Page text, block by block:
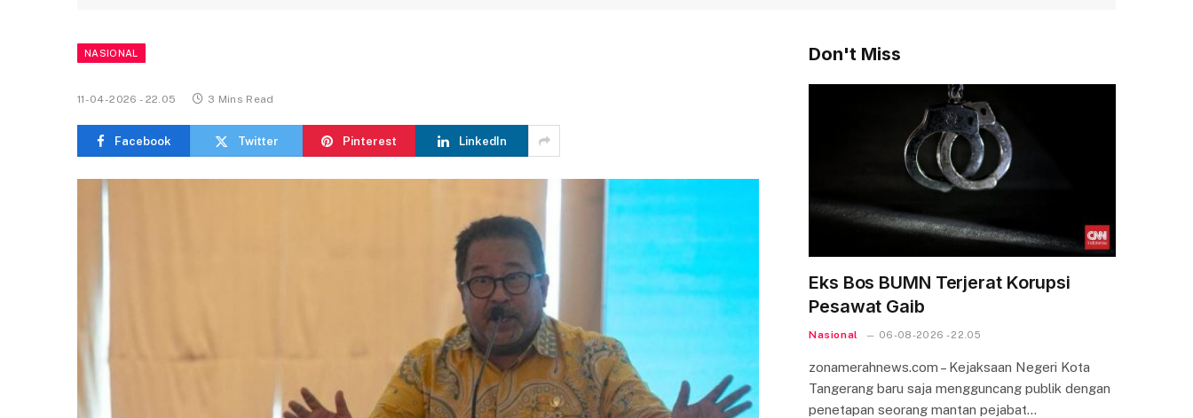
NASIONAL
11-04-2026 - 22.05 3 Mins Read
Facebook Twitter Pinterest LinkedIn
Don't Miss
Eks Bos BUMN Terjerat Korupsi
Pesawat Gaib
Nasional 06-08-2026 - 22.05
zonamerahnews.com – Kejaksaan Negeri Kota
Tangerang baru saja mengguncang publik dengan
penetapan seorang mantan pejabat…